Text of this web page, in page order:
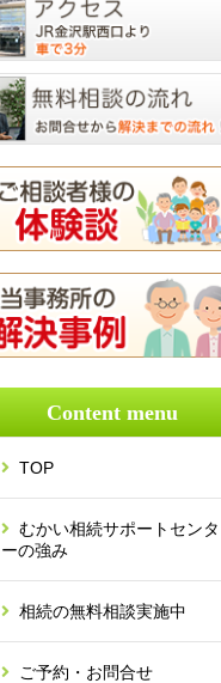
Content menu
TOP
むかい相続サポートセンタ
ーの強み
相続の無料相談実施中
ご予約・お問合せ